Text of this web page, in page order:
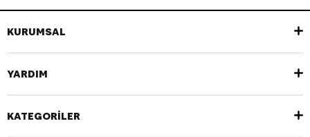
KURUMSAL
YARDIM
KATEGORİLER